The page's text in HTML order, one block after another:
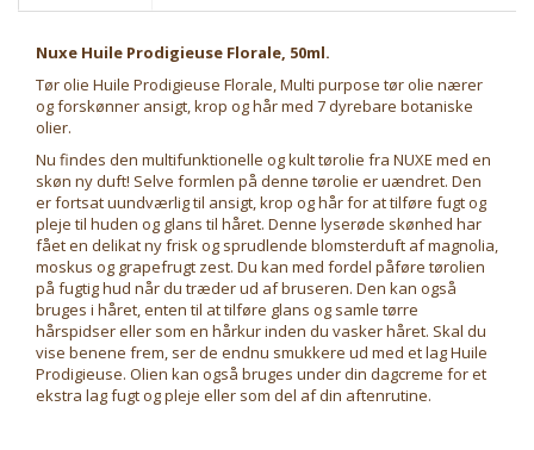
Nuxe Huile Prodigieuse Florale, 50ml.
Tør olie Huile Prodigieuse Florale, Multi purpose tør olie nærer
og forskønner ansigt, krop og hår med 7 dyrebare botaniske
olier.
Nu findes den multifunktionelle og kult tørolie fra NUXE med en
skøn ny duft! Selve formlen på denne tørolie er uændret. Den
er fortsat uundværlig til ansigt, krop og hår for at tilføre fugt og
pleje til huden og glans til håret. Denne lyserøde skønhed har
fået en delikat ny frisk og sprudlende blomsterduft af magnolia,
moskus og grapefrugt zest. Du kan med fordel påføre tørolien
på fugtig hud når du træder ud af bruseren. Den kan også
bruges i håret, enten til at tilføre glans og samle tørre
hårspidser eller som en hårkur inden du vasker håret. Skal du
vise benene frem, ser de endnu smukkere ud med et lag Huile
Prodigieuse. Olien kan også bruges under din dagcreme for et
ekstra lag fugt og pleje eller som del af din aftenrutine.